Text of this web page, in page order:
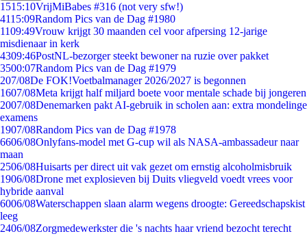
1515:10VrijMiBabes #316 (not very sfw!)
4115:09Random Pics van de Dag #1980
1109:49Vrouw krijgt 30 maanden cel voor afpersing 12-jarige
misdienaar in kerk
4309:46PostNL-bezorger steekt bewoner na ruzie over pakket
3500:07Random Pics van de Dag #1979
207/08De FOK!Voetbalmanager 2026/2027 is begonnen
1607/08Meta krijgt half miljard boete voor mentale schade bij jongeren
2007/08Denemarken pakt AI-gebruik in scholen aan: extra mondelinge
examens
1907/08Random Pics van de Dag #1978
6606/08Onlyfans-model met G-cup wil als NASA-ambassadeur naar
maan
2506/08Huisarts per direct uit vak gezet om ernstig alcoholmisbruik
1906/08Drone met explosieven bij Duits vliegveld voedt vrees voor
hybride aanval
6006/08Waterschappen slaan alarm wegens droogte: Gereedschapskist
leeg
2406/08Zorgmedewerkster die 's nachts haar vriend bezocht terecht